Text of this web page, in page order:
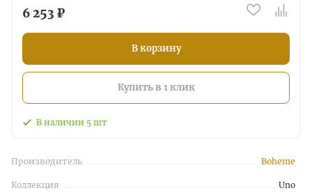
6 253 ₽
В корзину
Купить в 1 клик
В наличии 5 шт
Производитель Boheme
Коллекция Uno